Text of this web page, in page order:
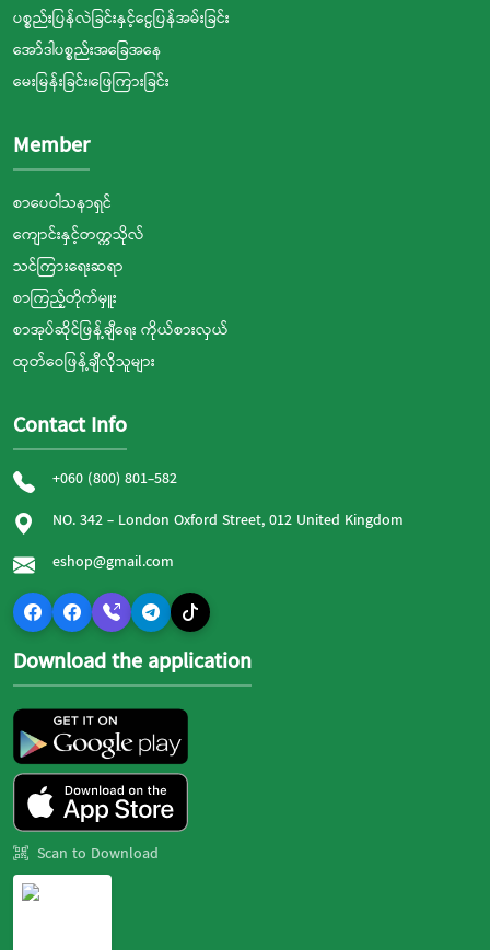
ပစ္စည်းပြန်လဲခြင်းနှင့်ငွေပြန်အမ်းခြင်း
အော်ဒါပစ္စည်းအခြေအနေ
မေးမြန်းခြင်း၊ဖြေကြားခြင်း
Member
စာပေဝါသနာရှင်
ကျောင်းနှင့်တက္ကသိုလ်
သင်ကြားရေးဆရာ
စာကြည့်တိုက်မှူး
စာအုပ်ဆိုင်ဖြန့်ချီရေး ကိုယ်စားလှယ်
ထုတ်ဝေဖြန့်ချီလိုသူများ
Contact Info
+060 (800) 801-582
NO. 342 - London Oxford Street, 012 United Kingdom
eshop@gmail.com
Download the application
Scan to Download